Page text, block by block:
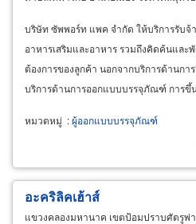
บริษัท ซัพพอร์ท แพค จำกัด ให้บริการรับจ้
อาหารเสริมและอาหาร รวมถึงคิดค้นแล
ต้องการของลูกค้า นอกจากบริการด้านก
บริการด้านการออกแบบบรรจุภัณฑ์ การขึ้
หมวดหมู่ :ผู้ออกแบบบรรจุภัณฑ์
อะคริลิคเฮ้าส์
แขวงคลองมหานาค เขตป้อมปราบศัตรูพ่